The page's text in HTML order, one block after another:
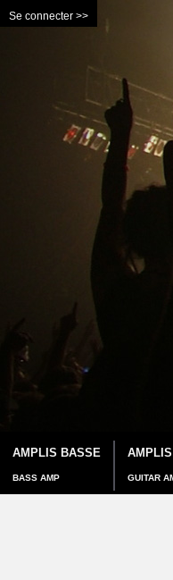
Se connecter >>
AMPLIS BASSE
BASS AMP GUITAR